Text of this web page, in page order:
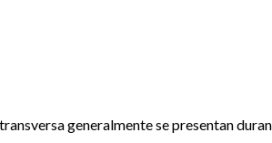
generalmente se presentan